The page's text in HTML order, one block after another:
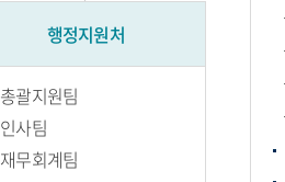
행정지원처
총괄지원팀
인사팀
재무회계팀